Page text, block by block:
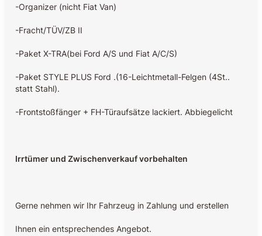
-Organizer (nicht Fiat Van)
-Fracht/TÜV/ZB II
-Paket X-TRA(bei Ford A/S und Fiat A/C/S)
-Paket STYLE PLUS Ford .(16-Leichtmetall-Felgen (4St..
statt Stahl).
-Frontstoßfänger + FH-Türaufsätze lackiert. Abbiegelicht
Irrtümer und Zwischenverkauf vorbehalten
Gerne nehmen wir Ihr Fahrzeug in Zahlung und erstellen
Ihnen ein entsprechendes Angebot.